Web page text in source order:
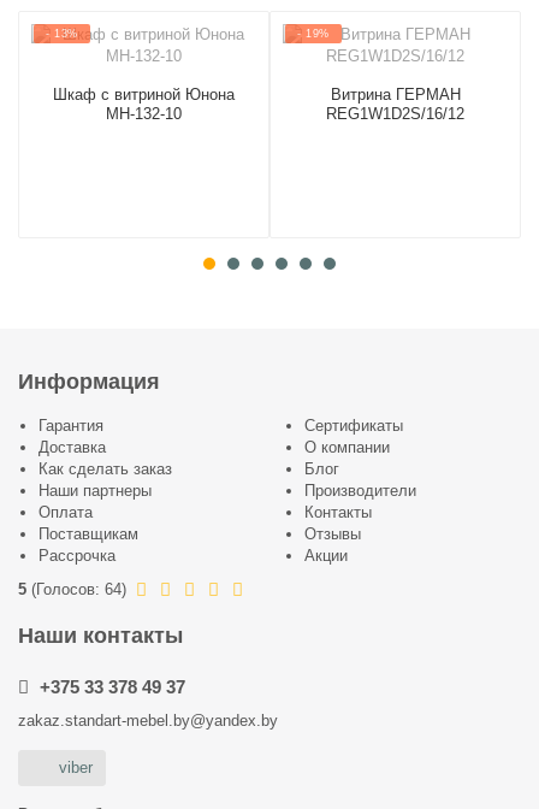
- 13%
Шкаф с витриной Юнона
МН-132-10
- 19%
Витрина ГЕРМАН
REG1W1D2S/16/12
Информация
Гарантия
Доставка
Как сделать заказ
Наши партнеры
Оплата
Поставщикам
Рассрочка
Сертификаты
О компании
Блог
Производители
Контакты
Отзывы
Акции
5 (Голосов: 64)
Наши контакты
+375 33 378 49 37
zakaz.standart-mebel.by@yandex.by
viber